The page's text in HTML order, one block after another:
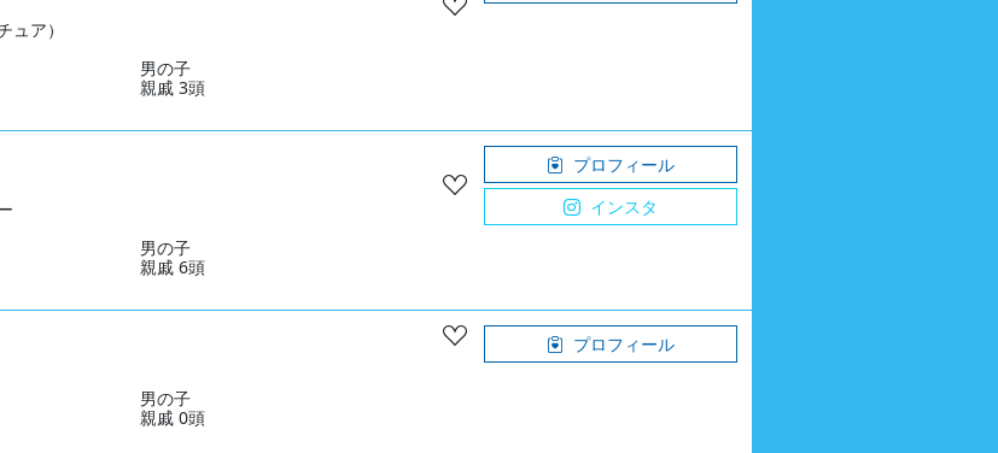
ア）
男の子
親戚 3頭
男の子
親戚 6頭
プロフィール
インスタ
男の子
親戚 0頭
プロフィール